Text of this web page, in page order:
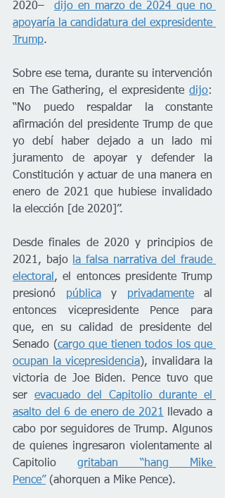
2020– dijo en marzo de 2024 que no
apoyaría la candidatura del expresidente
Trump.
Sobre ese tema, durante su intervención
en The Gathering, el expresidente dijo:
“No puedo respaldar la constante
afirmación del presidente Trump de que
yo debí haber dejado a un lado mi
juramento de apoyar y defender la
Constitución y actuar de una manera en
enero de 2021 que hubiese invalidado
la elección [de 2020]”.
Desde finales de 2020 y principios de
2021, bajo
la falsa narrativa del fraude
electoral , el entonces presidente Trump
presionó pública y privadamente al
entonces vicepresidente Pence para
que, en su calidad de presidente del
Senado (cargo que tienen todos los que
ocupan la vicepresidencia), invalidara la
victoria de Joe Biden. Pence tuvo que
ser evacuado del Capitolio durante el
asalto del 6 de enero de 2021 llevado a
cabo por seguidores de Trump. Algunos
de quienes ingresaron violentamente al
Capitolio gritaban “hang Mike
Pence” (ahorquen a Mike Pence).